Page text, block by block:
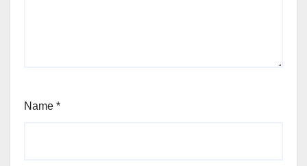
Name *